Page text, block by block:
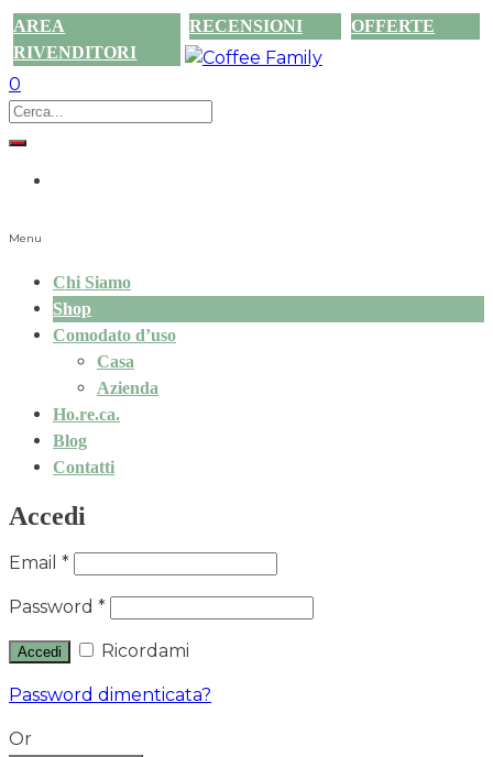
AREA
RIVENDITORI
RECENSIONI OFFERTE
0
Menu
Chi Siamo
Shop
Comodato d’uso
Casa
Azienda
Ho.re.ca.
Blog
Contatti
Accedi
Email *
Password *
Accedi Ricordami
Password dimenticata?
Or